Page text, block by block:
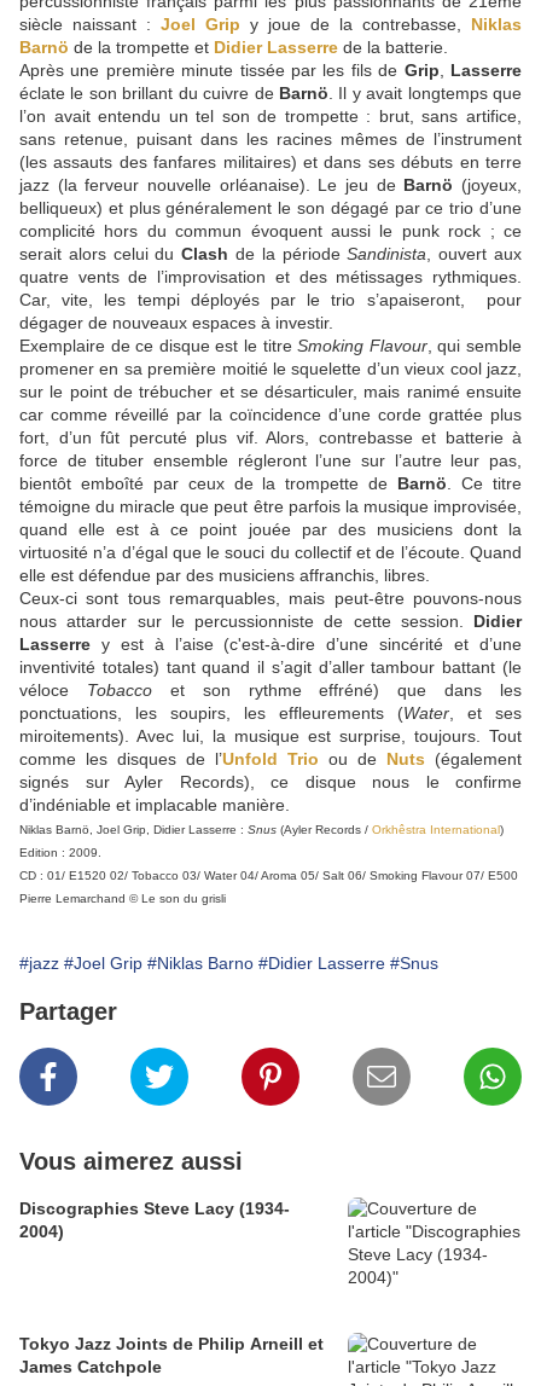
siècle naissant : Joel Grip y joue de la contrebasse, Niklas
Barnö de la trompette et Didier Lasserre de la batterie.
Après une première minute tissée par les fils de Grip
Lasserre
éclate le son brillant du cuivre de Barnö . Il y avait longtemps que
l’on avait entendu un tel son de trompette : brut, sans artifice,
sans retenue, puisant dans les racines mêmes de l’instrument
(les assauts des fanfares militaires) et dans ses débuts en terre
jazz (la ferveur nouvelle orléanaise). Le jeu de Barnö (joyeux,
belliqueux) et plus généralement le son dégagé par ce trio d’une
complicité hors du commun évoquent aussi le punk rock ; ce
serait alors celui duClash de la périodeSandinista , ouvert aux
quatre vents de l’improvisation et des métissages rythmiques.
Car, vite, les tempi déployés par le trio s’apaiseront, pour
dégager de nouveaux espaces à investir.
Exemplaire de ce disque est le titreSmoking Flavour, qui semble
promener en sa première moitié le squelette d’un vieux cool jazz,
sur le point de trébucher et se désarticuler, mais ranimé ensuite
car comme réveillé par la coïncidence d’une corde grattée plus
fort, d’un fût percuté plus vif. Alors, contrebasse et batterie à
force de tituber ensemble régleront l’une sur l’autre leur pas,
bientôt emboîté par ceux de la trompette de Barnö . Ce titre
témoigne du miracle que peut être parfois la musique improvisée,
quand elle est à ce point jouée par des musiciens dont la
virtuosité n’a d’égal que le souci du collectif et de l’écoute. Quand
elle est défendue par des musiciens affranchis, libres.
Ceux-ci sont tous remarquables, mais peut-être pouvons-nous
nous attarder sur le percussionniste de cette session. Didier
Lasserre y est à l’aise (c'est-à-dire d’une sincérité et d’une
inventivité totales) tant quand il s’agit d’aller tambour battant (le
véloce Tobaccoet son rythme effréné) que dans les
ponctuations, les soupirs, les effleurements (Water , et ses
miroitements). Avec lui, la musique est surprise, toujours. Tout
comme les disques de l’Unfold Trio ou de Nuts
(également
signés sur Ayler Records), ce disque nous le confirme
d’indéniable et implacable manière.
Niklas Barnö, Joel Grip, Didier Lasserre : Snus (Ayler Records / Orkhêstra International)
Edition : 2009.
CD : 01/ E1520 02/ Tobacco 03/ Water 04/ Aroma 05/ Salt 06/ Smoking Flavour 07/ E500
Pierre Lemarchand © Le son du grisli
#jazz #Joel Grip #Niklas Barno #Didier Lasserre #Snus
Partager
Vous aimerez aussi
Discographies Steve Lacy (1934-
2004)
Tokyo Jazz Joints de Philip Arneill et
James Catchpole